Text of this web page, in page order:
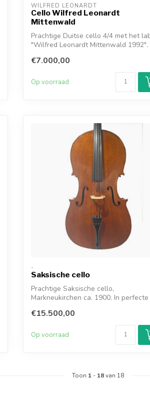
WILFRED LEONARDT
Cello Wilfred Leonardt
Mittenwald
Prachtige Duitse cello 4/4 met het
"Wilfred Leonardt Mittenwald 1992".
€7.000,00
Op voorraad
-
Saksische cello
Prachtige Saksische cello,
Markneukirchen ca. 1900. In perfecte
€15.500,00
Op voorraad
Toon 1 - 18van 18